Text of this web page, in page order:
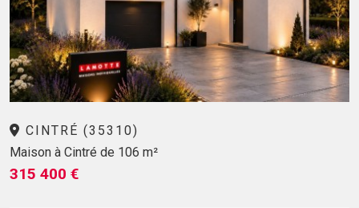
CINTRÉ (35310)
Maison à Cintré de 106 m²
315 400 €